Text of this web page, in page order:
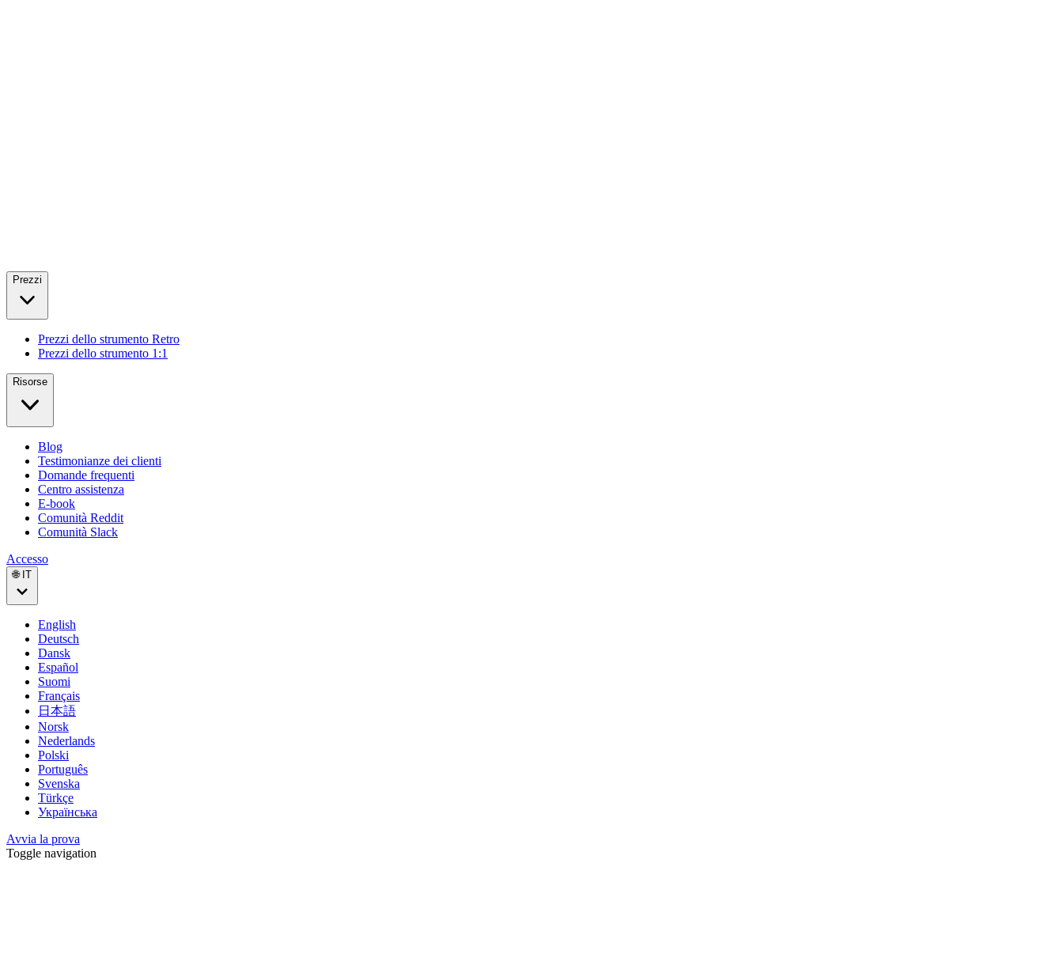
Prezzi
Prezzi dello strumento Retro
Prezzi dello strumento 1:1
Risorse
Blog
Testimonianze dei clienti
Domande frequenti
Centro assistenza
E-book
Comunità Reddit
Comunità Slack
Accesso
🌐 IT
English
Deutsch
Dansk
Español
Suomi
Français
日本語
Norsk
Nederlands
Polski
Português
Svenska
Türkçe
Українська
Avvia la prova
Toggle navigation